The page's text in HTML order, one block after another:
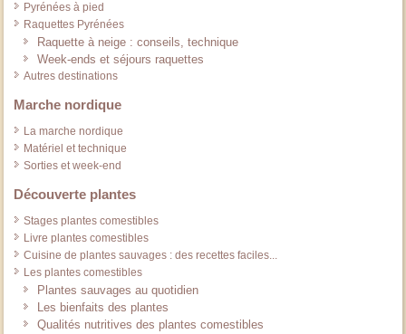
Pyrénées à pied
Raquettes Pyrénées
Raquette à neige : conseils, technique
Week-ends et séjours raquettes
Autres destinations
Marche nordique
La marche nordique
Matériel et technique
Sorties et week-end
Découverte plantes
Stages plantes comestibles
Livre plantes comestibles
Cuisine de plantes sauvages : des recettes faciles...
Les plantes comestibles
Plantes sauvages au quotidien
Les bienfaits des plantes
Qualités nutritives des plantes comestibles